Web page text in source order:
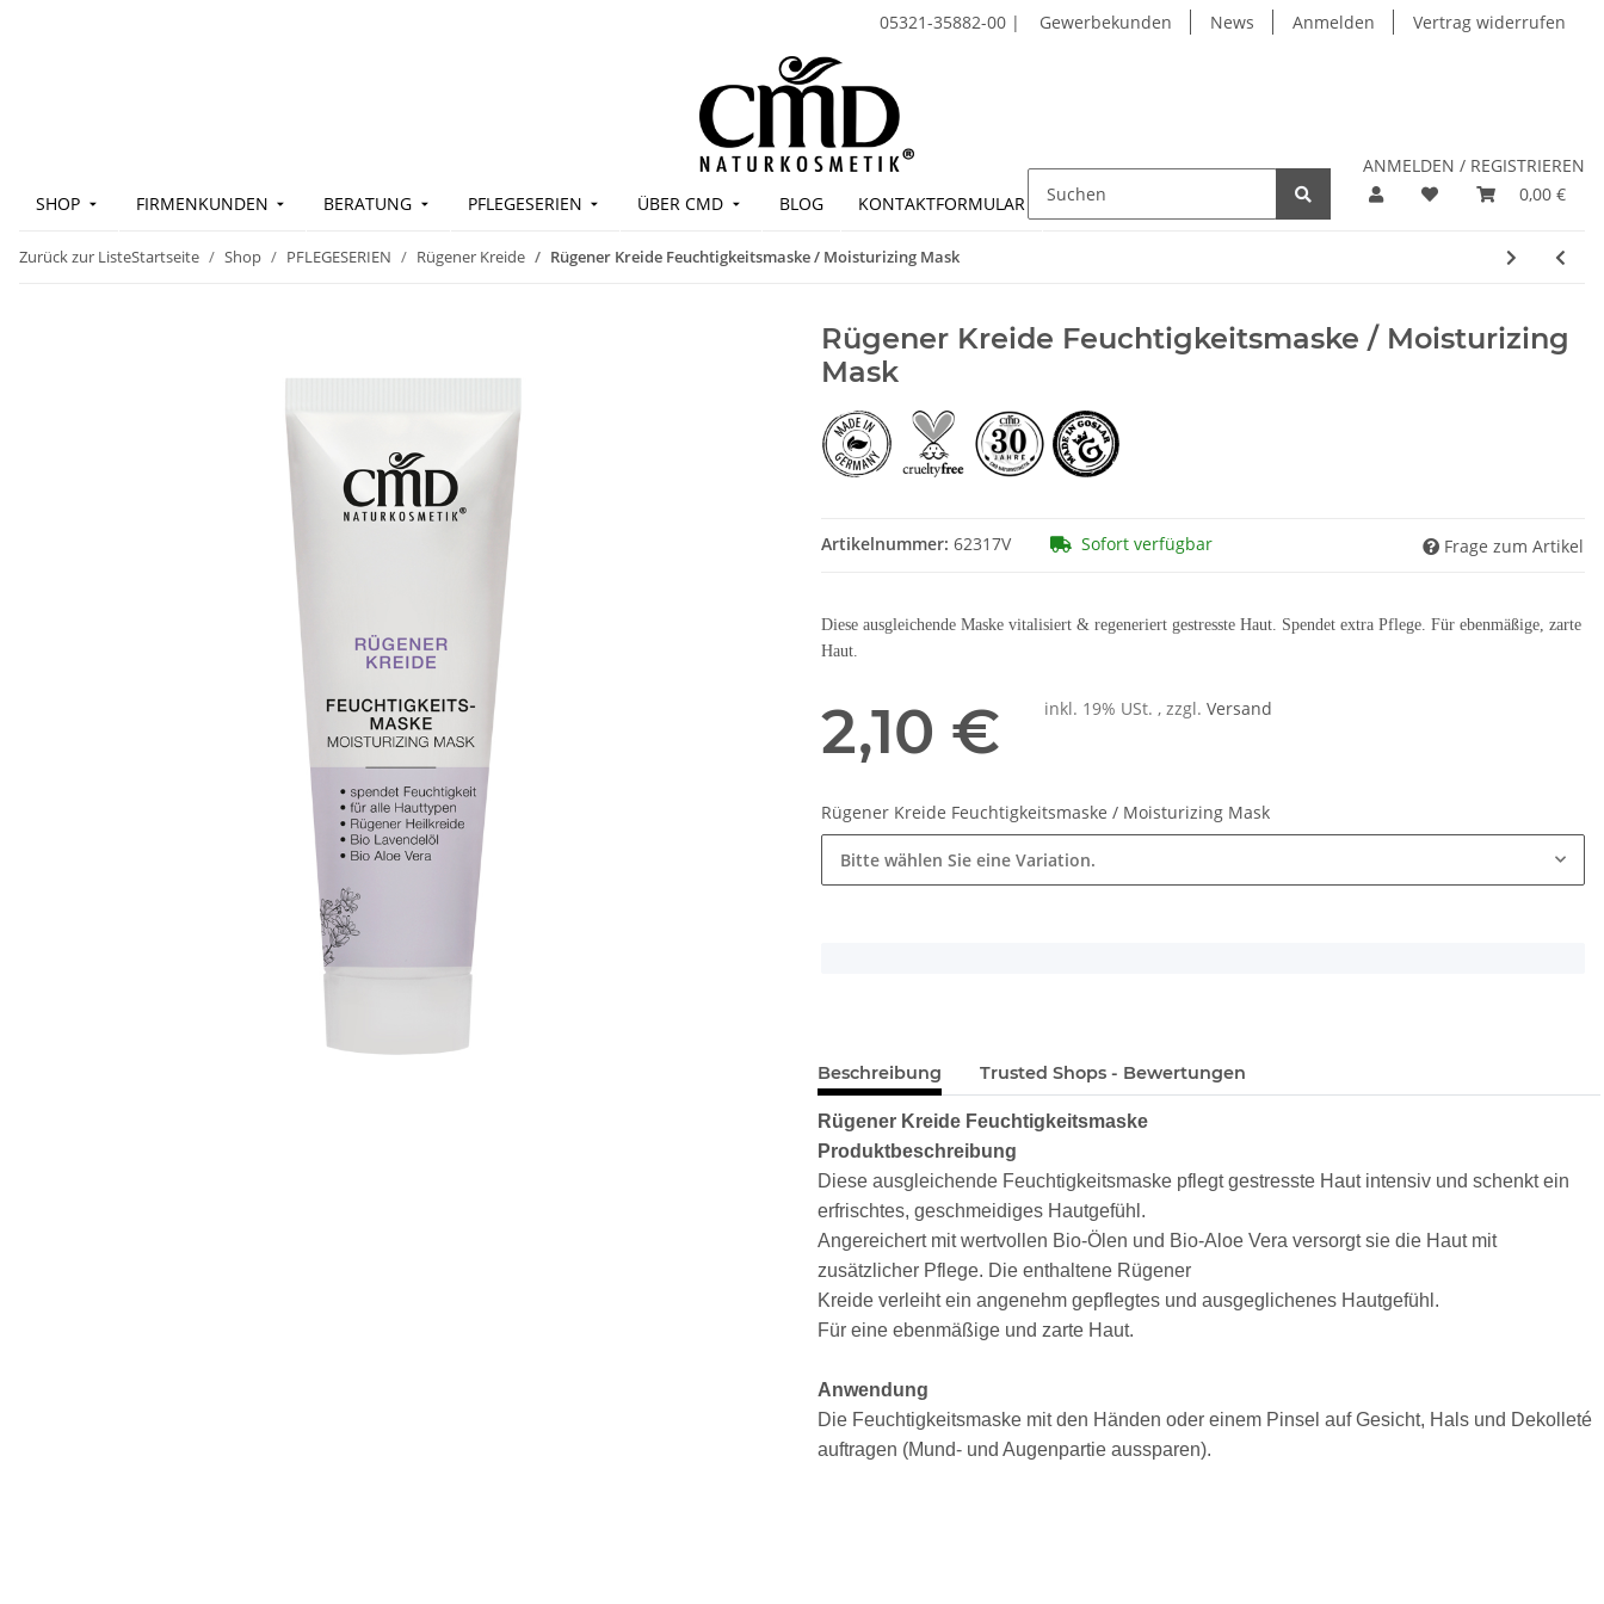
05321-35882-00 | Gewerbekunden News Anmelden Vertrag widerrufen
ANMELDEN / REGISTRIEREN
0,00 €
SHOP FIRMENKUNDEN BERATUNG PFLEGESERIEN ÜBER CMD BLOG KONTAKTFORMULAR
Zurück zur ListeStartseite Shop PFLEGESERIEN Rügener Kreide Rügener Kreide Feuchtigkeitsmaske / Moisturizing Mask
Rügener Kreide Feuchtigkeitsmaske / Moisturizing
Mask
Artikelnummer: 62317V Sofort verfügbar Frage zum Artikel
Diese ausgleichende Maske vitalisiert & regeneriert gestresste Haut. Spendet extra Pflege. Für ebenmäßige, zarte
Haut.
2,10 € inkl. 19% USt. , zzgl. Versand
Rügener Kreide Feuchtigkeitsmaske / Moisturizing Mask
Bitte wählen Sie eine Variation.
Beschreibung Trusted Shops - Bewertungen
Rügener Kreide Feuchtigkeitsmaske
Produktbeschreibung
Diese ausgleichende Feuchtigkeitsmaske pflegt gestresste Haut intensiv und schenkt ein
erfrischtes, geschmeidiges Hautgefühl.
Angereichert mit wertvollen Bio-Ölen und Bio-Aloe Vera versorgt sie die Haut mit
zusätzlicher Pflege. Die enthaltene Rügener
Kreide verleiht ein angenehm gepflegtes und ausgeglichenes Hautgefühl.
Für eine ebenmäßige und zarte Haut.
Anwendung
Die Feuchtigkeitsmaske mit den Händen oder einem Pinsel auf Gesicht, Hals und Dekolleté
auftragen (Mund- und Augenpartie aussparen).